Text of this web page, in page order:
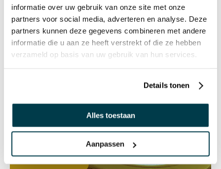
informatie over uw gebruik van onze site met onze
partners voor social media, adverteren en analyse. Deze
partners kunnen deze gegevens combineren met andere
informatie die u aan ze heeft verstrekt of die ze hebben
verzameld op basis van uw gebruik van hun services.
Details tonen
Alles toestaan
Aanpassen